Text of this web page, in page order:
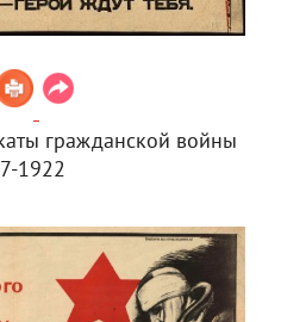
гражданской войны
1922